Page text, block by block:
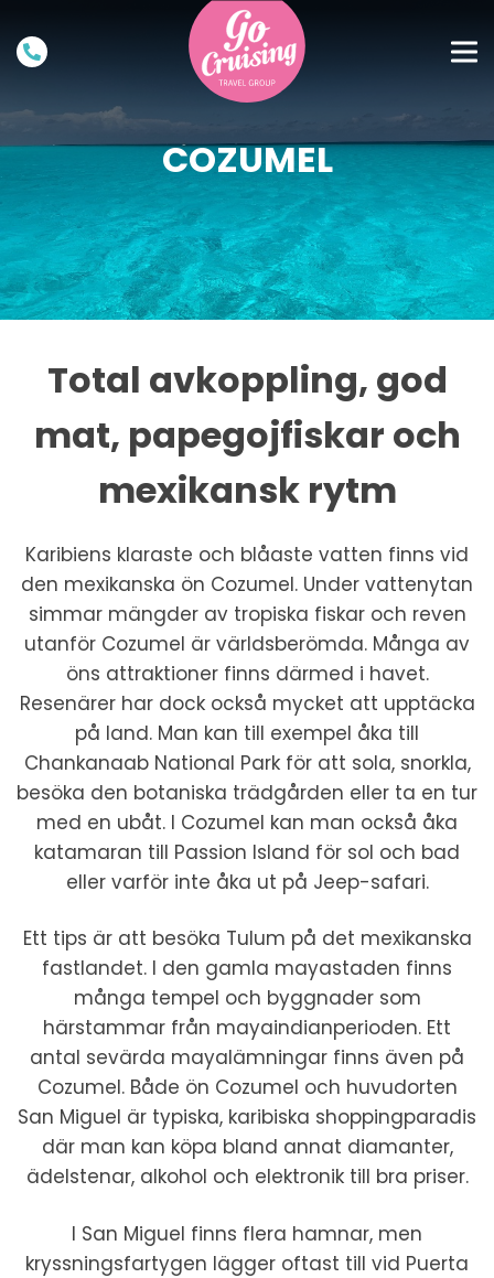
COZUMEL
Total avkoppling, god
mat, papegojfiskar och
mexikansk rytm
Karibiens klaraste och blåaste vatten finns vid
den mexikanska ön Cozumel. Under vattenytan
simmar mängder av tropiska fiskar och reven
utanför Cozumel är världsberömda. Många av
öns attraktioner finns därmed i havet.
Resenärer har dock också mycket att upptäcka
på land. Man kan till exempel åka till
Chankanaab National Park för att sola, snorkla,
besöka den botaniska trädgården eller ta en tur
med en ubåt. I Cozumel kan man också åka
katamaran till Passion Island för sol och bad
eller varför inte åka ut på Jeep-safari.
Ett tips är att besöka Tulum på det mexikanska
fastlandet. I den gamla mayastaden finns
många tempel och byggnader som
härstammar från mayaindianperioden. Ett
antal sevärda mayalämningar finns även på
Cozumel. Både ön Cozumel och huvudorten
San Miguel är typiska, karibiska shoppingparadis
där man kan köpa bland annat diamanter,
ädelstenar, alkohol och elektronik till bra priser.
I San Miguel finns flera hamnar, men
kryssningsfartygen lägger oftast till vid Puerta